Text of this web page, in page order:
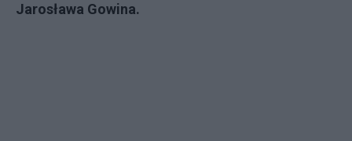
Jarosława Gowina.